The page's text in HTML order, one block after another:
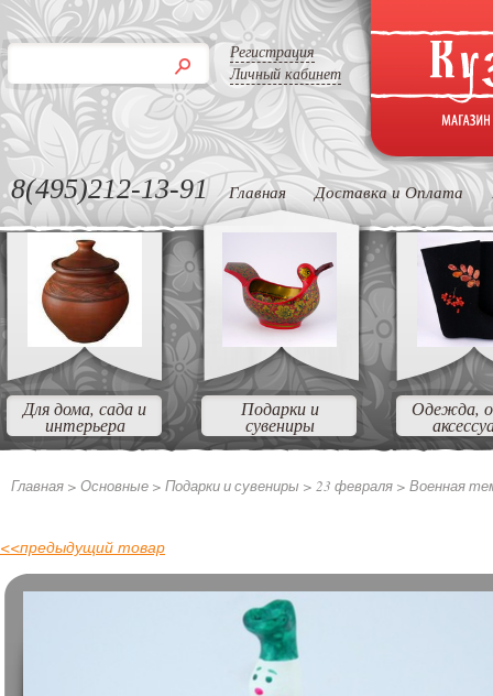
Регистрация
Личный кабинет
8(495)212-13-91 Главная Доставка и Оплата
Для дома, сада и
интерьера
Подарки и
сувениры
Одежда,
Главная > Основные > Подарки и сувениры > 23 февраля > Военная
<<предыдущий товар